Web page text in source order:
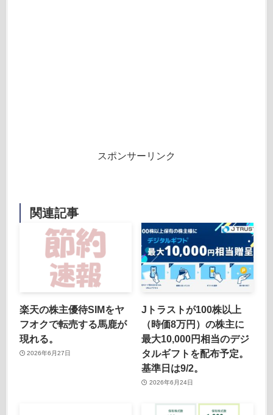
スポンサーリンク
関連記事
楽天の株主優待SIMをヤ
フオクで転売する馬鹿が
現れる。
2026年6月27日
Jトラストが100株以上
（時価8万円）の株主に
最大10,000円相当のデジ
タルギフトを配布予定。
基準日は9/2。
2026年6月24日